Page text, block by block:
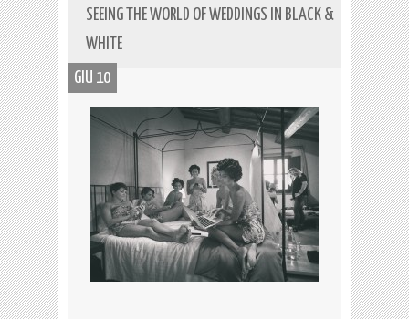
SEEING THE WORLD OF WEDDINGS IN BLACK &
WHITE
GIU 10